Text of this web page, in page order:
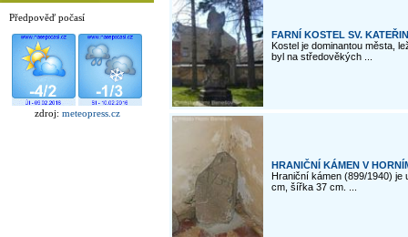
Předpověď počasí
zdroj: meteopress.cz
FARNÍ KOSTEL SV.
Kostel je dominantou města,
byl na středověkých ...
HRANIČNÍ KÁMEN V
Hraniční kámen (899/1940) je
cm, šířka 37 cm. ...